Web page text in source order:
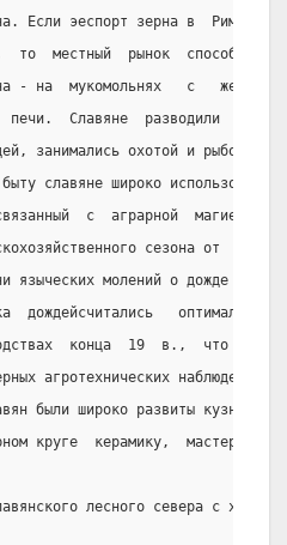
Если эеспорт зерна в  Римскую
то  местный  рынок
- на  мукомольнях   с
печи.  Славяне  разводили
занимались охотой и
славяне широко использовали
с  аграрной  магией.
сезона от
языческих молений о дожде в
дождейсчитались
конца  19  в.,  что
агротехнических наблюдений.
были широко развиты кузнечное
круге  керамику,  мастерили
лесного севера с